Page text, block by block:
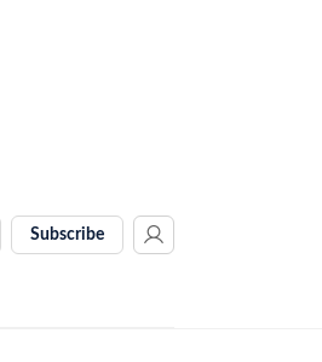
Subscribe